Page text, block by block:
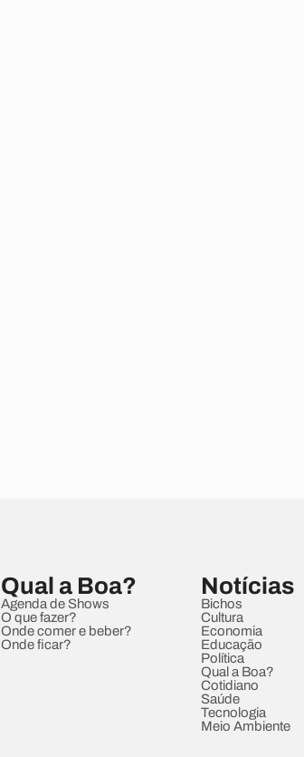
Qual a Boa?
Agenda de Shows
O que fazer?
Onde comer e beber?
Onde ficar?
Notícias
Bichos
Cultura
Economia
Educação
Política
Qual a Boa?
Cotidiano
Saúde
Tecnologia
Meio Ambiente